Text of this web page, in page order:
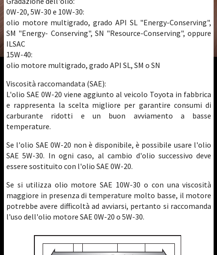
0W-20, 5W-30 e 10W-30:
olio motore multigrado, grado API SL "Energy-Conserving",
SM "Energy- Conserving", SN "Resource-Conserving", oppure
ILSAC
15W-40:
olio motore multigrado, grado API SL, SM o SN
Viscosità raccomandata (SAE):
L'olio SAE 0W-20 viene aggiunto al veicolo Toyota in fabbrica
e rappresenta la scelta migliore per garantire consumi di
carburante ridotti e un buon avviamento a basse
temperature.
Se l'olio SAE 0W-20 non è disponibile, è possibile usare l'olio
SAE 5W-30. In ogni caso, al cambio d'olio successivo deve
essere sostituito con l'olio SAE 0W-20.
Se si utilizza olio motore SAE 10W-30 o con una viscosità
maggiore in presenza di temperature molto basse, il motore
potrebbe avere difficoltà ad avviarsi, pertanto si raccomanda
l'uso dell'olio motore SAE 0W-20 o 5W-30.